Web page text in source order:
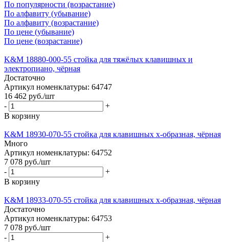
По популярности (возрастание)
По алфавиту (убывание)
По алфавиту (возрастание)
По цене (убывание)
По цене (возрастание)
K&M 18880-000-55 стойка для тяжёлых клавишных и
электропиано, чёрная
Достаточно
Артикул номенклатуры: 64747
16 462 руб./шт
-
+
В корзину
K&M 18930-070-55 стойка для клавишных х-образная, чёрная
Много
Артикул номенклатуры: 64752
7 078 руб./шт
-
+
В корзину
K&M 18933-070-55 стойка для клавишных х-образная, чёрная
Достаточно
Артикул номенклатуры: 64753
7 078 руб./шт
-
+